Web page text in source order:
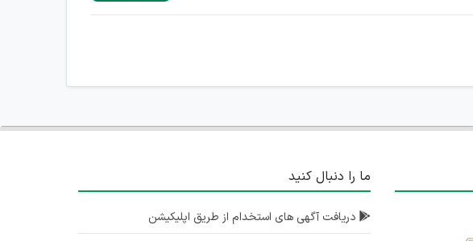
ما را دنبال کنید
دریافت آگهی های استخدام از طریق اپلیکیشن